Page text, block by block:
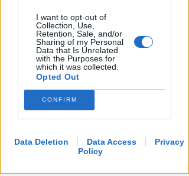
I want to opt-out of
Collection, Use,
Retention, Sale, and/or
Sharing of my Personal
Data that Is Unrelated
with the Purposes for
which it was collected.
Opted Out
CONFIRM
Data Deletion Data Access
Privacy
Policy